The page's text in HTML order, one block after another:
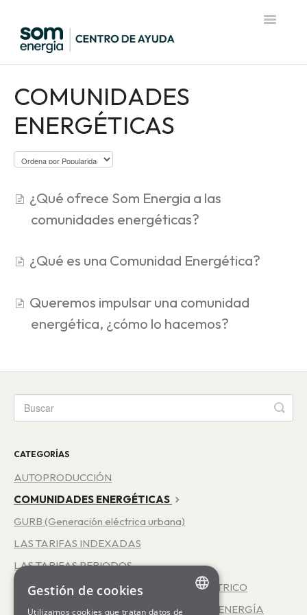
Toggle
COMUNIDADES
ENERGÉTICAS
¿Qué ofrece Som Energia a las
comunidades energéticas?
¿Qué es una Comunidad Energética?
Queremos impulsar una comunidad
energética, ¿cómo lo hacemos?
CATEGORÍAS
AUTOPRODUCCIÓN
COMUNIDADES ENERGÉTICAS
GURB (Generación eléctrica urbana)
LAS TARIFAS INDEXADAS
LAS TARIFAS PERIODOS
REPRESENTACIÓN EN EL MERCADO ELÉCTRICO
EFICIENCIA ENERGÉTICA - SERVICIO INFOENERGÍA
Gestión de cookies
Utilizamos cookies que tratan datos de